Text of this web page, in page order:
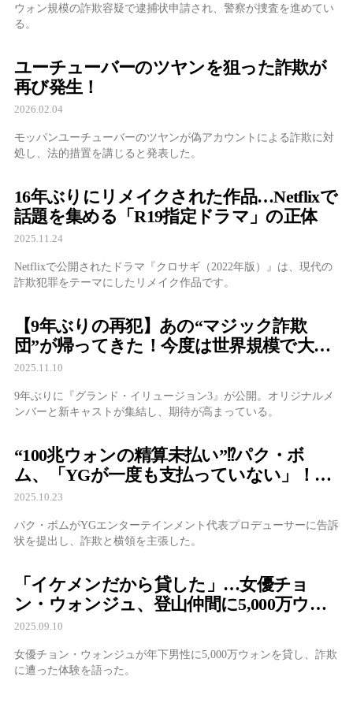
ウォン規模の詐欺容疑で逮捕状申請され、警察が捜査を進めてい
る。
ユーチューバーのツヤンを狙った詐欺が
再び発生！
2026.02.04
モッパンユーチューバーのツヤンが偽アカウントによる詐欺に対
処し、法的措置を講じると発表した。
16年ぶりにリメイクされた作品…Netflixで
話題を集める「R19指定ドラマ」の正体
2025.11.24
Netflixで公開されたドラマ『クロサギ（2022年版）』は、現代の
詐欺犯罪をテーマにしたリメイク作品です。
【9年ぶりの再犯】あの“マジック詐欺
団”が帰ってきた！今度は世界規模で大暴
走！？
2025.11.10
9年ぶりに『グランド・イリュージョン3』が公開。オリジナルメ
ンバーと新キャストが集結し、期待が高まっている。
“100兆ウォンの精算未払い”⁉︎パク・ボ
ム、「YGが一度も支払っていない」！
SNSに“告訴文書”投稿！
2025.10.23
パク・ボムがYGエンターテインメント代表プロデューサーに告訴
状を提出し、詐欺と横領を主張した。
「イケメンだから貸した」…女優チョ
ン・ウォンジュ、登山仲間に5,000万ウォ
ン詐欺被害
2025.09.10
女優チョン・ウォンジュが年下男性に5,000万ウォンを貸し、詐欺
に遭った体験を語った。